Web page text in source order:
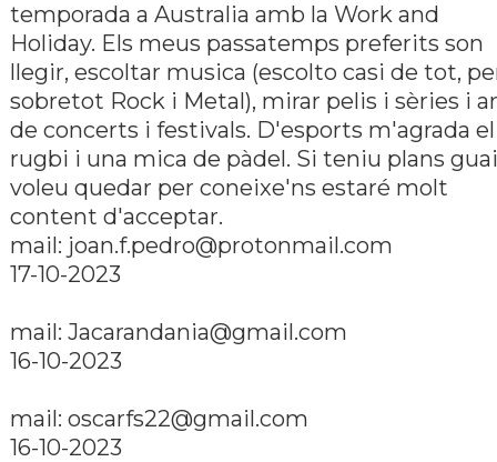
temporada a Australia amb la Work and
Holiday. Els meus passatemps preferits son
llegir, escoltar musica (escolto casi de tot,
sobretot Rock i Metal), mirar pelis i sèries i
de concerts i festivals. D'esports m'agrada el
rugbi i una mica de pàdel. Si teniu plans
voleu quedar per coneixe'ns estaré molt
content d'acceptar.
mail: joan.f.pedro@protonmail.com
17-10-2023
mail: Jacarandania@gmail.com
16-10-2023
mail: oscarfs22@gmail.com
16-10-2023